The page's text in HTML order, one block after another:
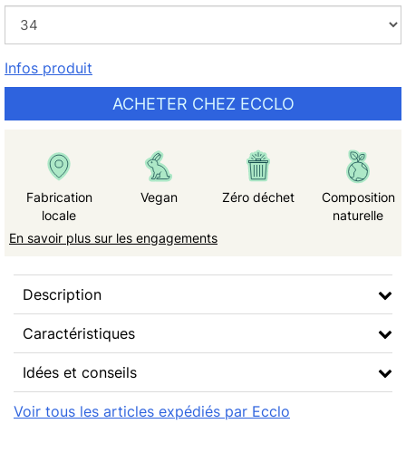
Infos produit
ACHETER CHEZ ECCLO
Fabrication
locale
Vegan Zéro déchet
Composition
naturelle
En savoir plus sur les engagements
Description
Caractéristiques
Idées et conseils
Voir tous les articles expédiés par Ecclo